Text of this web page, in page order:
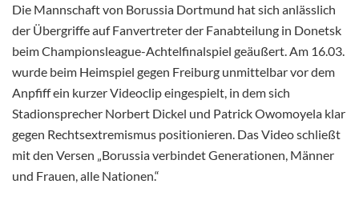
Die Mannschaft von Borussia Dortmund hat sich anlässlich
der Übergriffe auf Fanvertreter der Fanabteilung in Donetsk
beim Championsleague-Achtelfinalspiel geäußert. Am 16.03.
wurde beim Heimspiel gegen Freiburg unmittelbar vor dem
Anpfiff ein kurzer Videoclip eingespielt, in dem sich
Stadionsprecher Norbert Dickel und Patrick Owomoyela klar
gegen Rechtsextremismus positionieren. Das Video schließt
mit den Versen „Borussia verbindet Generationen, Männer
und Frauen, alle Nationen.“